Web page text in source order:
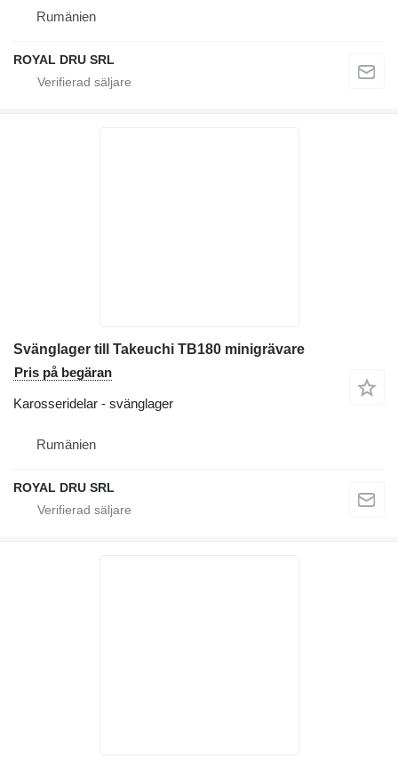
Rumänien
ROYAL DRU SRL
Svänglager till Takeuchi TB180 minigrävare
Pris på begäran
Karosseridelar - svänglager
Rumänien
ROYAL DRU SRL